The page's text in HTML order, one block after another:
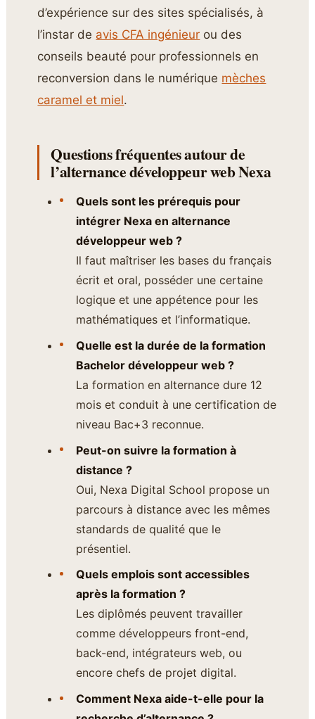
d’expérience sur des sites spécialisés, à
l’instar de avis CFA ingénieur ou des
conseils beauté pour professionnels en
reconversion dans le numérique mèches
caramel et miel.
Questions fréquentes autour de
l’alternance développeur web Nexa
Quels sont les prérequis pour
intégrer Nexa en alternance
développeur web ?
Il faut maîtriser les bases du français
écrit et oral, posséder une certaine
logique et une appétence pour les
mathématiques et l’informatique.
Quelle est la durée de la formation
Bachelor développeur web ?
La formation en alternance dure 12
mois et conduit à une certification de
niveau Bac+3 reconnue.
Peut-on suivre la formation à
distance ?
Oui, Nexa Digital School propose un
parcours à distance avec les mêmes
standards de qualité que le
présentiel.
Quels emplois sont accessibles
après la formation ?
Les diplômés peuvent travailler
comme développeurs front-end,
back-end, intégrateurs web, ou
encore chefs de projet digital.
Comment Nexa aide-t-elle pour la